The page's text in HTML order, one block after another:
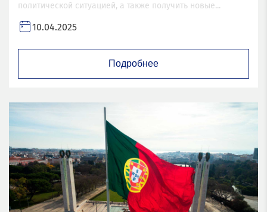
политической ситуацией, а также получить новые...
10.04.2025
Подробнее